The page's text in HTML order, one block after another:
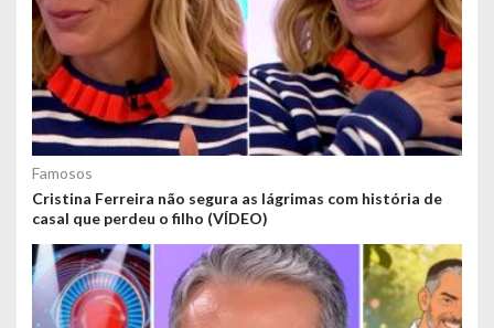
Famosos
Cristina Ferreira não segura as lágrimas com história de
casal que perdeu o filho (VÍDEO)